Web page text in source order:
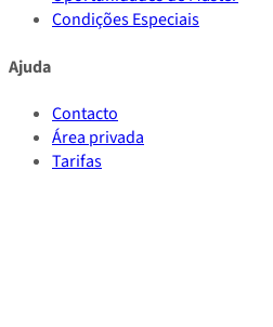
Condições Especiais
Ajuda
Contacto
Área privada
Tarifas